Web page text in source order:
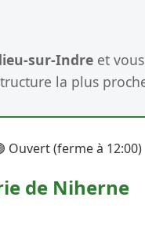
sur-Indre et
la plus
Ouvert (ferme à 12:00)
de Niherne